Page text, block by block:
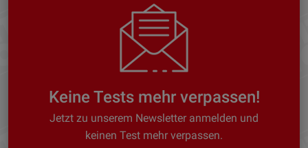
Keine Tests mehr verpassen!
Jetzt zu unserem Newsletter anmelden und
keinen Test mehr verpassen.